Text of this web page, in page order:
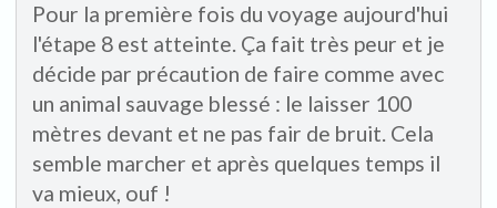
Pour la première fois du voyage aujourd'hui
l'étape 8 est atteinte. Ça fait très peur et je
décide par précaution de faire comme avec
un animal sauvage blessé : le laisser 100
mètres devant et ne pas fair de bruit. Cela
semble marcher et après quelques temps il
va mieux, ouf !